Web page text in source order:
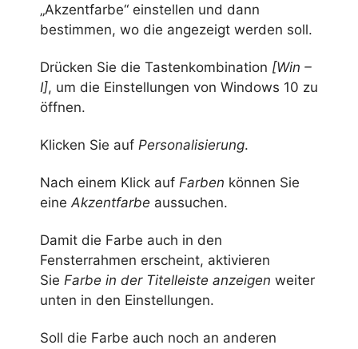
„Akzentfarbe“ einstellen und dann
bestimmen, wo die angezeigt werden soll.
Drücken Sie die Tastenkombination [Win –
I], um die Einstellungen von Windows 10 zu
öffnen.
Klicken Sie auf Personalisierung.
Nach einem Klick auf Farben können Sie
eine Akzentfarbe aussuchen.
Damit die Farbe auch in den
Fensterrahmen erscheint, aktivieren
Sie Farbe in der Titelleiste anzeigen weiter
unten in den Einstellungen.
Soll die Farbe auch noch an anderen